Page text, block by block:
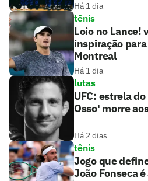
Há 1 dia
tênis
Loio no Lance!
inspiração
Montreal
Há 1 dia
lutas
UFC: estrela
Osso' morre
Há 2 dias
tênis
Jogo que
João Fonseca